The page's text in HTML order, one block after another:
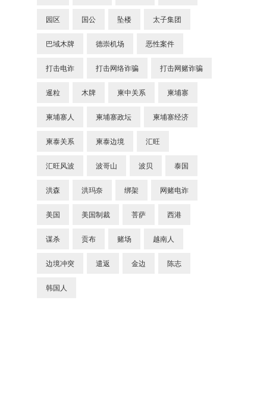
园区 国公 坠楼 太子集团
巴域木牌 德崇机场 恶性案件
打击电诈 打击网络诈骗 打击网赌诈骗
暹粒 木牌 柬中关系 柬埔寨
柬埔寨人 柬埔寨政坛 柬埔寨经济
柬泰关系 柬泰边境 汇旺
汇旺风波 波哥山 波贝 泰国
洪森 洪玛奈 绑架 网赌电诈
美国 美国制裁 菩萨 西港
谋杀 贡布 赌场 越南人
边境冲突 遣返 金边 陈志
韩国人